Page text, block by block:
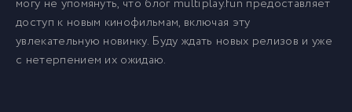
могу не упомянуть, что блог multiplay.fun предоставляет
доступ к новым кинофильмам, включая эту
увлекательную новинку. Буду ждать новых релизов и уже
с нетерпением их ожидаю.